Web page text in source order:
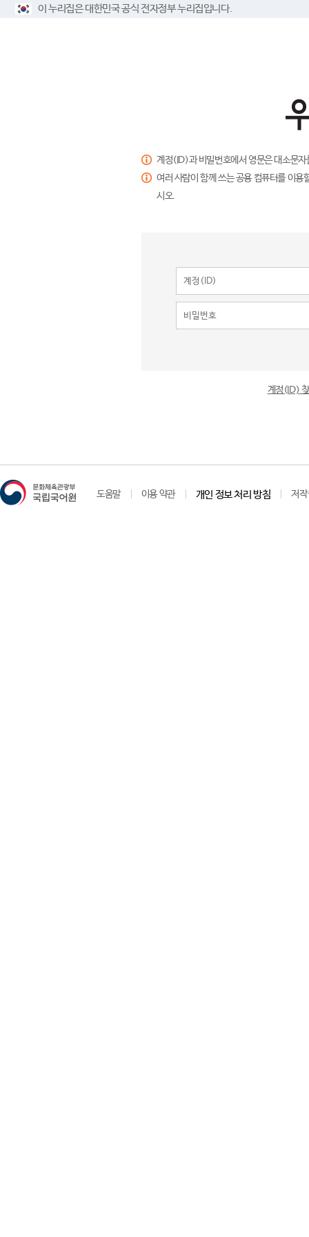
이 누리집은 대한민국 공식 전자정부 누리집입니다.
계정(ID)과 비밀번호에서 영문은 대소문
여러 사람이 함께 쓰는 공용 컴퓨터를 이
시오.
계정(ID)
도움말 이용 약관 개인 정보 처리 방침 저